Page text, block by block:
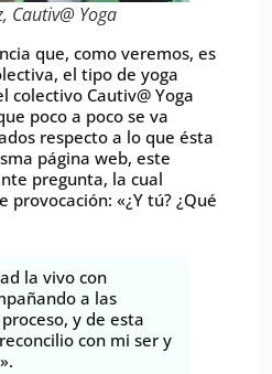
Cautiv@ Yoga
que, como veremos, es
el tipo de yoga
colectivo Cautiv@ Yoga
poco a poco se va
respecto a lo que ésta
página web, este
pregunta, la cual
«¿Y tú? ¿Qué
la vivo con
a las
y de esta
con mi ser y